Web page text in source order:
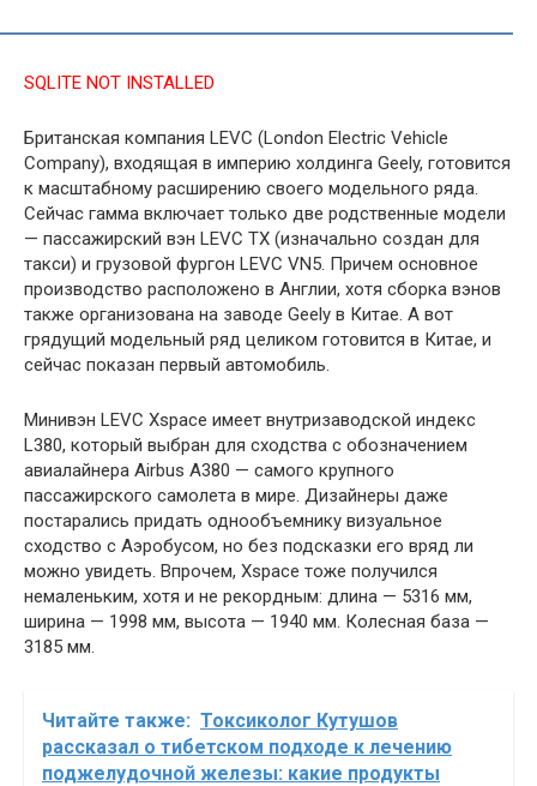
SQLITE NOT INSTALLED
Британская компания LEVC (London Electric Vehicle
Company), входящая в империю холдинга Geely, готовится
к масштабному расширению своего модельного ряда.
Сейчас гамма включает только две родственные модели
— пассажирский вэн LEVC TX (изначально создан для
такси) и грузовой фургон LEVC VN5. Причем основное
производство расположено в Англии, хотя сборка вэнов
также организована на заводе Geely в Китае. А вот
грядущий модельный ряд целиком готовится в Китае, и
сейчас показан первый автомобиль.
Минивэн LEVC Xspace имеет внутризаводской индекс
L380, который выбран для сходства с обозначением
авиалайнера Airbus A380 — самого крупного
пассажирского самолета в мире. Дизайнеры даже
постарались придать однообъемнику визуальное
сходство с Аэробусом, но без подсказки его вряд ли
можно увидеть. Впрочем, Xspace тоже получился
немаленьким, хотя и не рекордным: длина — 5316 мм,
ширина — 1998 мм, высота — 1940 мм. Колесная база —
3185 мм.
Читайте также: Токсиколог Кутушов
рассказал о тибетском подходе к лечению
поджелудочной железы: какие продукты